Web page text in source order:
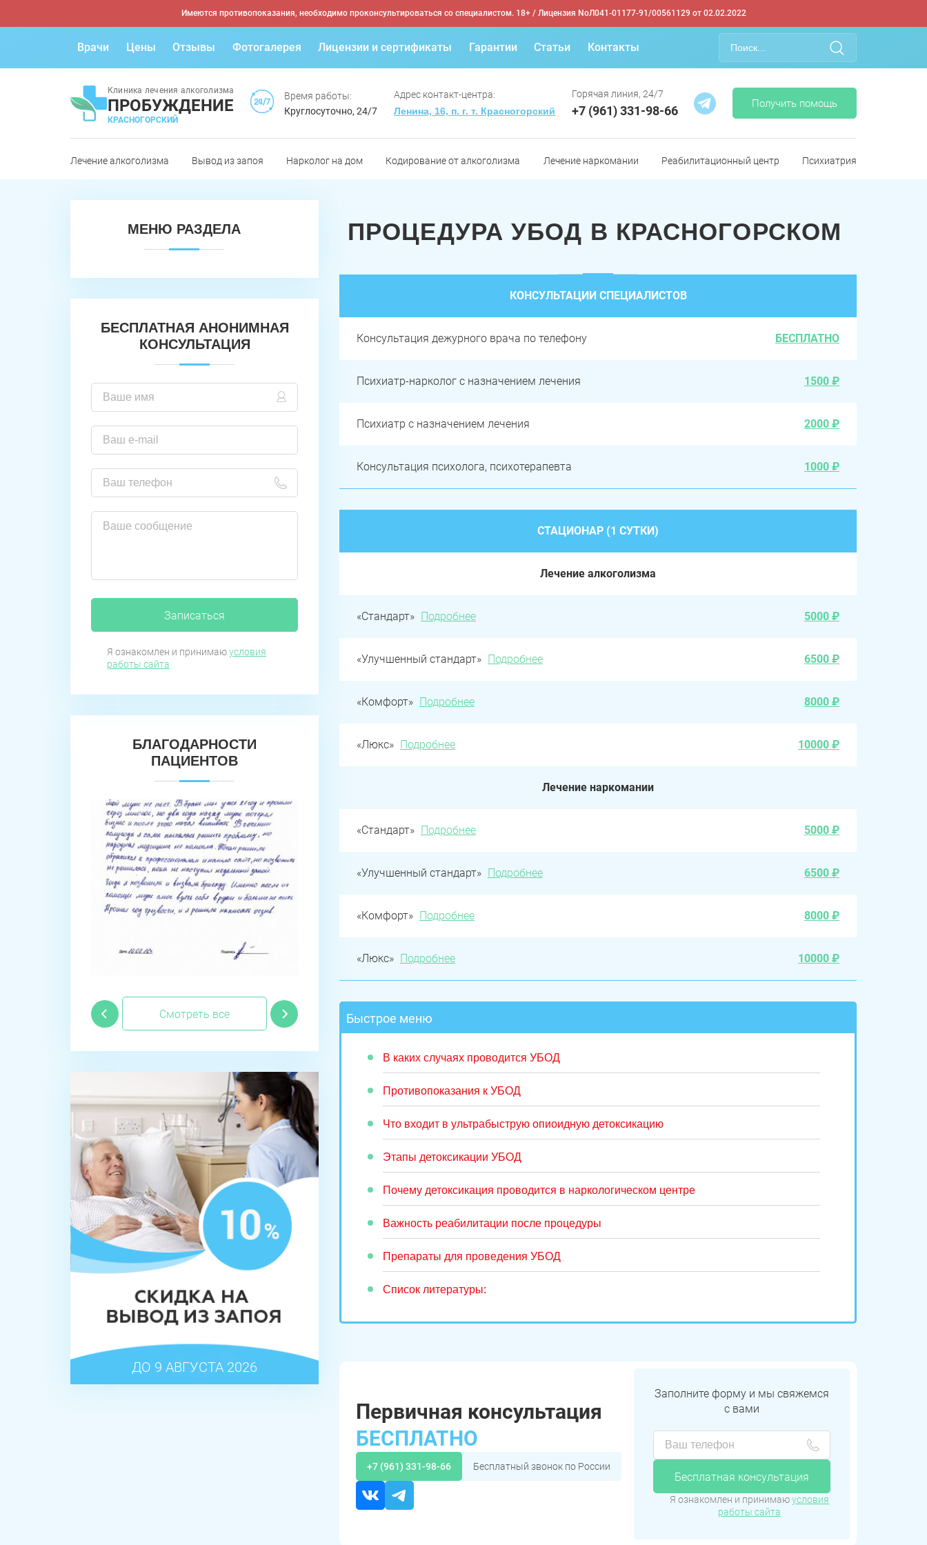
Имеются противопоказания, необходимо проконсультироваться со специалистом. 18+ / Лицензия NoЛ041-01177-91/00561129 от 02.02.2022
Врачи Цены Отзывы Фотогалерея Лицензии и сертификаты Гарантии Статьи Контакты
Клиника лечения алкоголизма
ПРОБУЖДЕНИЕ
КРАСНОГОРСКИЙ
Время работы:
Круглосуточно, 24/7
Адрес контакт-центра:
Ленина, 16, п. г. т. Красногорский
Горячая линия, 24/7
+7 (961) 331-98-66 Получить помощь
Лечение алкоголизма Вывод из запоя Нарколог на дом Кодирование от алкоголизма Лечение наркомании Реабилитационный центр Психиатрия
ПРОЦЕДУРА УБОД В КРАСНОГОРСКОМ
КОНСУЛЬТАЦИИ СПЕЦИАЛИСТОВ
Консультация дежурного врача по телефону БЕСПЛАТНО
Психиатр-нарколог с назначением лечения 1500 ₽
Психиатр с назначением лечения 2000 ₽
Консультация психолога, психотерапевта 1000 ₽
СТАЦИОНАР (1 СУТКИ)
Лечение алкоголизма
«Стандарт» Подробнее 5000 ₽
«Улучшенный стандарт» Подробнее 6500 ₽
«Комфорт» Подробнее 8000 ₽
«Люкс» Подробнее 10000 ₽
Лечение наркомании
«Стандарт» Подробнее 5000 ₽
«Улучшенный стандарт» Подробнее 6500 ₽
«Комфорт» Подробнее 8000 ₽
«Люкс» Подробнее 10000 ₽
Быстрое меню
В каких случаях проводится УБОД
Противопоказания к УБОД
Что входит в ультрабыструю опиоидную детоксикацию
Этапы детоксикации УБОД
Почему детоксикация проводится в наркологическом центре
Важность реабилитации после процедуры
Препараты для проведения УБОД
Список литературы:
Первичная консультация
БЕСПЛАТНО
+7 (961) 331-98-66 Бесплатный звонок по России
Заполните форму и мы свяжемся
с вами
Бесплатная консультация
Я ознакомлен и принимаюусловия
работы сайта
МЕНЮ РАЗДЕЛА
БЕСПЛАТНАЯ АНОНИМНАЯ
КОНСУЛЬТАЦИЯ
Записаться
Я ознакомлен и принимаюусловия
работы сайта
БЛАГОДАРНОСТИ
ПАЦИЕНТОВ
Смотреть все
ДО 9 АВГУСТА 2026
ПОЛУЧИТЬ ПОМОЩЬ
ЗАДАТЬ ВОПРОС
ПОЛУЧИТЬ ПОМОЩЬ
ПОЛУЧИТЬ ПОМОЩЬ
Красногорский
Первомайский